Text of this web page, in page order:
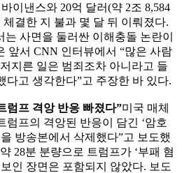
이낸스와 20억 달러(약 2조 8,584
결한 지 불과 몇 달 뒤 이뤄졌다.
사면을 둘러싼 이해충돌 논란이
앞서 CNN 인터뷰에서 “많은 사람
지른 일은 범죄조차 아니라고 들
다고 생각한다”고 주장한 바 있다.
럼프 격앙 반응 빠졌다”미국 매체
럼프의 격앙된 반응이 담긴 ‘암호
방송본에서 삭제했다”고 보도했
28분 분량으로 트럼프가 ‘부패 혐
인 장면은 포함되지 않았다. 보도